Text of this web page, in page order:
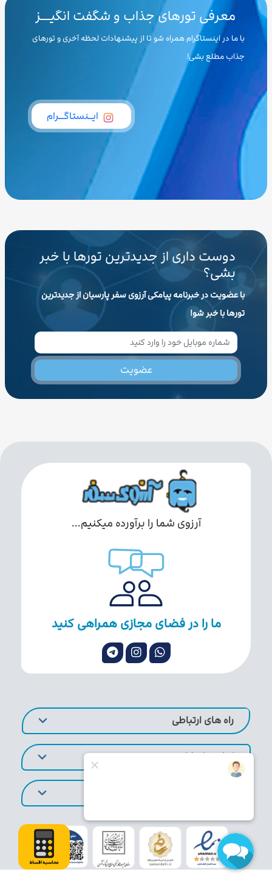
معرفی تورهای جذاب و شگفت انگیـــز
با ما در اینستاگرام همراه شو تا از پیشنهادات لحظه آخری و تورهای
جذاب مطلع بشی!
ایــنستاگـــرام
دوست داری از جدیدترین تورها با خبر
بشی؟
با عضویت در خبرنامه پیامکی آرزوی سفر پارسیان از جدیدترین
تورها با خبر شو!
عضویت
آرزوی شما را برآورده میکنیم...
ما را در فضای مجازی همراهی کنید
راه های ارتباطی
لینک های کاربردی